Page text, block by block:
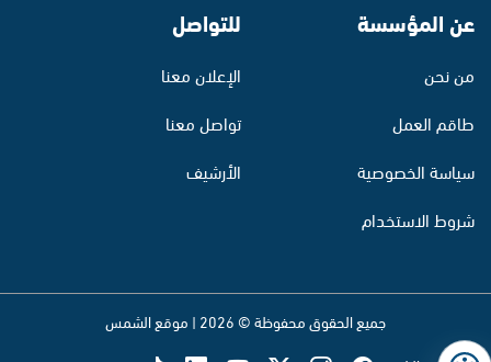
عن المؤسسة
من نحن
طاقم العمل
سياسة الخصوصية
شروط الاستخدام
للتواصل
الإعلان معنا
تواصل معنا
الأرشيف
جميع الحقوق محفوظة © 2026 | موقع الشمس